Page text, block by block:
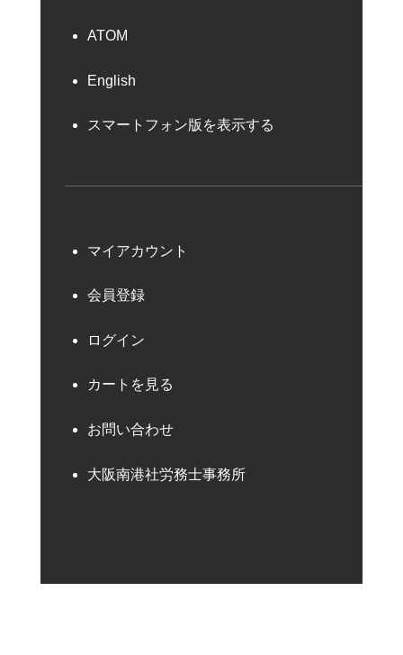
ATOM
English
スマートフォン版を表示する
マイアカウント
会員登録
ログイン
カートを見る
お問い合わせ
大阪南港社労務士事務所